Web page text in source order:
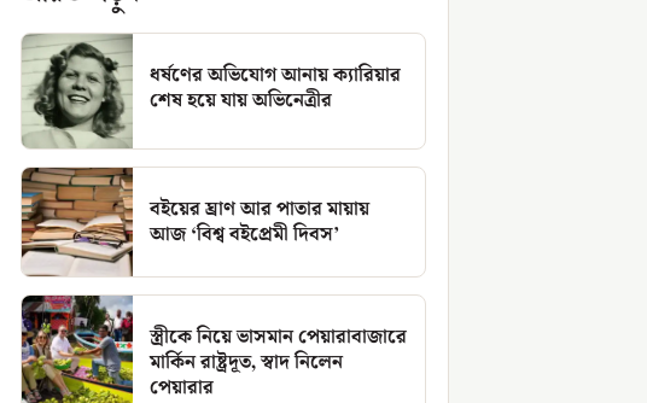
ধর্ষণের অভিযোগ আনায় ক্যারিয়ার
শেষ হয়ে যায় অভিনেত্রীর
বইয়ের ঘ্রাণ আর পাতার মায়ায়
আজ ‘বিশ্ব বইপ্রেমী দিবস’
স্ত্রীকে নিয়ে ভাসমান পেয়ারাবাজারে
মার্কিন রাষ্ট্রদূত, স্বাদ নিলেন
পেয়ারার